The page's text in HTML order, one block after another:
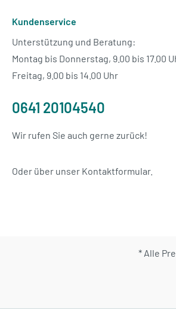
Kundenservice
Unterstützung und Beratung:
Montag bis Donnerstag, 9.00 bis 17.00
Freitag, 9.00 bis 14.00 Uhr
0641 20104540
Wir rufen Sie auch gerne zurück!
Oder über unser Kontaktformular.
* Alle